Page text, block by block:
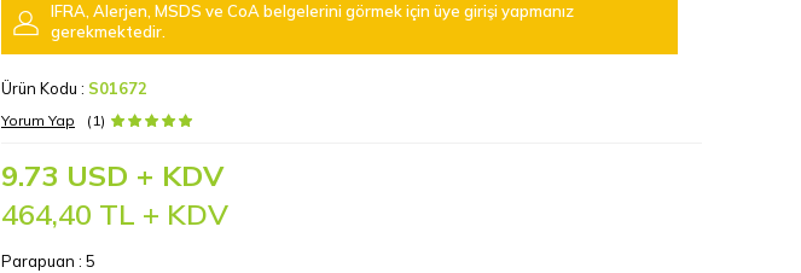
IFRA, Alerjen, MSDS ve CoA belgelerini görmek için üye girişi yapmanız
gerekmektedir.
Ürün Kodu : S01672
Yorum Yap (1)
9.73 USD + KDV
464,40 TL + KDV
Parapuan : 5